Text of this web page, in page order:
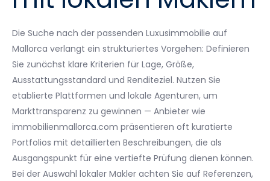
Die Suche nach der passenden Luxusimmobilie auf
Mallorca verlangt ein strukturiertes Vorgehen: Definieren
Sie zunächst klare Kriterien für Lage, Größe,
Ausstattungsstandard und Renditeziel. Nutzen Sie
etablierte Plattformen und lokale Agenturen, um
Markttransparenz zu gewinnen — Anbieter wie
immobilienmallorca.com präsentieren oft kuratierte
Portfolios mit detaillierten Beschreibungen, die als
Ausgangspunkt für eine vertiefte Prüfung dienen können.
Bei der Auswahl lokaler Makler achten Sie auf Referenzen,